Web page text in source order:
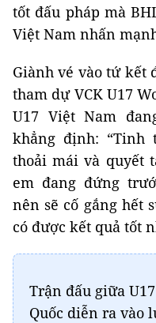
tốt đấu pháp mà
Việt Nam nhấn
Giành vé vào tứ kết
tham dự VCK U17
U17 Việt Nam
khẳng định:
thoải mái và quyết
em đang đứng
nên sẽ cố gắng hết
có được kết quả tốt
Trận đấu giữa
Quốc diễn ra vào